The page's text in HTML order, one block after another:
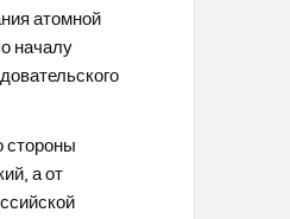
атомной
началу
стороны
а от